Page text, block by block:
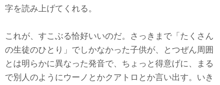
字を読み上げてくれる。
これが、すこぶる恰好いいのだ。さっきまで「たくさん
の生徒のひとり」でしかなかった子供が、とつぜん周囲
とは明らかに異なった発音で、ちょっと得意げに、まる
で別人のようにウーノとかクアトロとか言い出す。いき